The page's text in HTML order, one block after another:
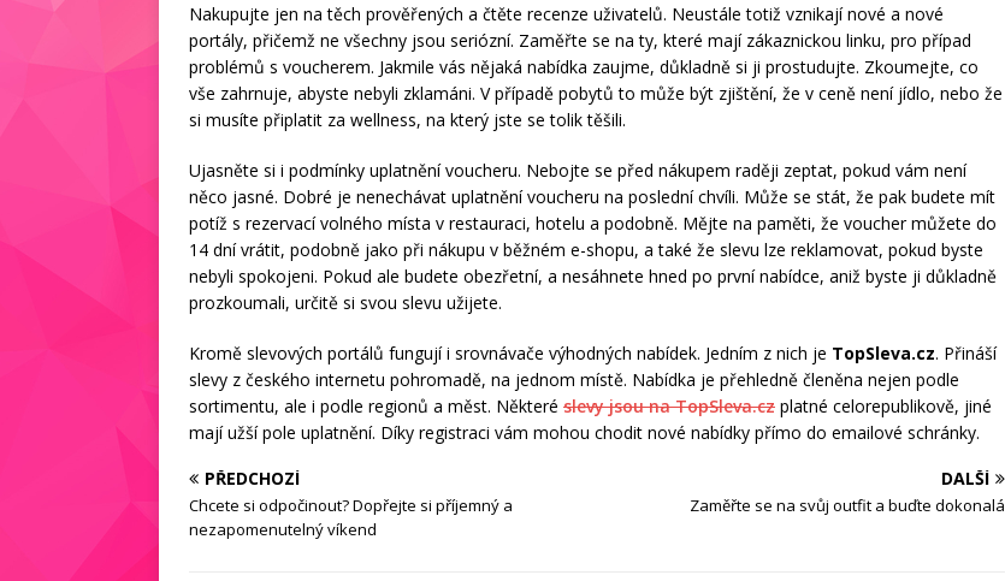
Nakupujte jen na těch prověřených a čtěte recenze uživatelů. Neustále totiž vznikají nové a nové
portály, přičemž ne všechny jsou seriózní. Zaměřte se na ty, které mají zákaznickou linku, pro případ
problémů s voucherem. Jakmile vás nějaká nabídka zaujme, důkladně si ji prostudujte. Zkoumejte, co
vše zahrnuje, abyste nebyli zklamáni. V případě pobytů to může být zjištění, že v ceně není jídlo, nebo že
si musíte připlatit za wellness, na který jste se tolik těšili.
Ujasněte si i podmínky uplatnění voucheru. Nebojte se před nákupem raději zeptat, pokud vám není
něco jasné. Dobré je nenechávat uplatnění voucheru na poslední chvíli. Může se stát, že pak budete mít
potíž s rezervací volného místa v restauraci, hotelu a podobně. Mějte na paměti, že voucher můžete do
14 dní vrátit, podobně jako při nákupu v běžném e-shopu, a také že slevu lze reklamovat, pokud byste
nebyli spokojeni. Pokud ale budete obezřetní, a nesáhnete hned po první nabídce, aniž byste ji důkladně
prozkoumali, určitě si svou slevu užijete.
Kromě slevových portálů fungují i srovnávače výhodných nabídek. Jedním z nich je TopSleva.cz. Přináší
slevy z českého internetu pohromadě, na jednom místě. Nabídka je přehledně členěna nejen podle
sortimentu, ale i podle regionů a měst. Některé slevy jsou na TopSleva.cz platné celorepublikově, jiné
mají užší pole uplatnění. Díky registraci vám mohou chodit nové nabídky přímo do emailové schránky.
PŘEDCHOZÍ
Chcete si odpočinout? Dopřejte si příjemný a
nezapomenutelný víkend
DALŠÍ
Zaměřte se na svůj outfit a buďte dokonalá